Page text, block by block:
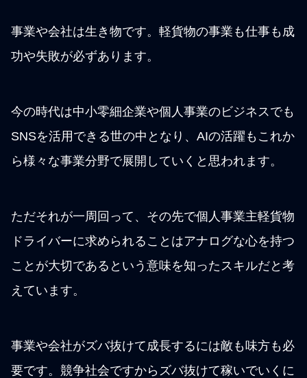
事業や会社は生き物です。軽貨物の事業も仕事も成
功や失敗が必ずあります。
今の時代は中小零細企業や個人事業のビジネスでも
SNSを活用できる世の中となり、AIの活躍もこれか
ら様々な事業分野で展開していくと思われます。
ただそれが一周回って、その先で個人事業主軽貨物
ドライバーに求められることはアナログな心を持つ
ことが大切であるという意味を知ったスキルだと考
えています。
事業や会社がズバ抜けて成長するには敵も味方も必
要です。競争社会ですからズバ抜けて稼いでいくに